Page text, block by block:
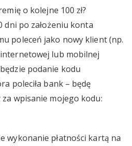
o kolejne 100 zł?
dni po założeniu konta
poleceń jako nowy klient (np.
lub mobilnej
podanie kodu
poleciła bank – będę
wpisanie mojego kodu:
wykonanie płatności kartą na